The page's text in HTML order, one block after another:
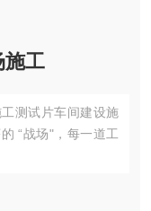
施工
测试片车间建设施
“战场"，每一道工